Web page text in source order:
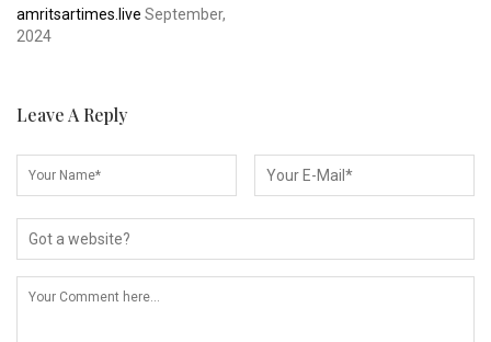
amritsartimes.live September,
2024
Leave A Reply